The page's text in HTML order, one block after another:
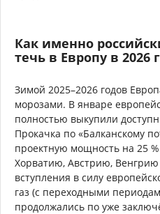
Как именно
течь в Европу в 2026
Зимой 2025–2026 годов
морозами. В январе
полностью выкупили
Прокачка по «Балканскому
проектную мощность на 25
Хорватию, Австрию,
вступления в силу
газ (с переходными
продолжались по уже